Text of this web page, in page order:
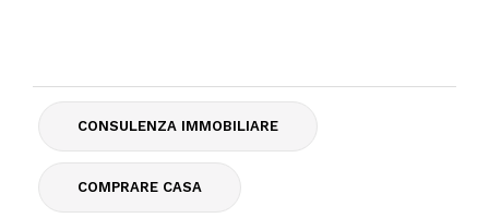
CONSULENZA IMMOBILIARE
COMPRARE CASA